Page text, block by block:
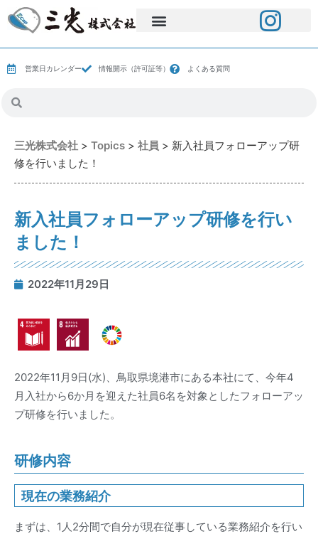
営業日カレンダー 情報開示（許可証等） よくある質問
三光株式会社 > Topics > 社員 > 新入社員フォローアップ研
修を行いました！
新入社員フォローアップ研修を行い
ました！
2022年11月29日
2022年11月9日(水)、鳥取県境港市にある本社にて、今年4
月入社から6か月を迎えた社員6名を対象としたフォローアッ
プ研修を行いました。
研修内容
現在の業務紹介
まずは、1人2分間で自分が現在従事している業務紹介を行い